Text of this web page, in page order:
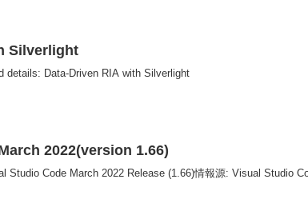
Silverlight
details: Data-Driven RIA with Silverlight
2022(version 1.66)
Studio Code March 2022 Release (1.66)情報源: Visual Studio